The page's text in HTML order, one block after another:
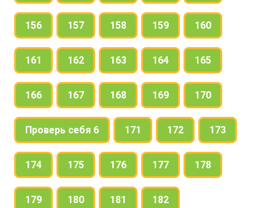
156 157 158 159 160
161 162 163 164 165
166 167 168 169 170
Проверь себя 6 171 172 173
174 175 176 177 178
179 180 181 182